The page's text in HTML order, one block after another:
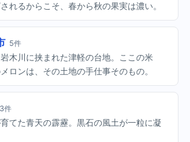
れるからこそ、春から秋の果実は濃い。
5件
木川に挟まれた津軽の台地。ここの米
ロンは、その土地の手仕事そのもの。
3件
てた青天の霹靂。黒石の風土が一粒に凝